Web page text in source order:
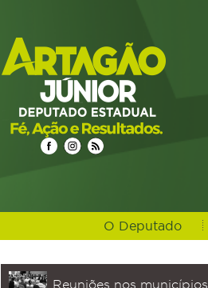
O Deputado
Reuniões nos municípios